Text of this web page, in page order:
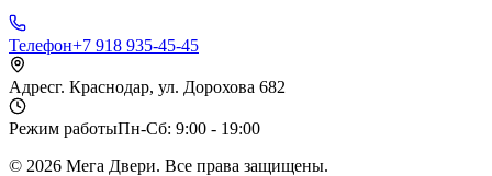
Телефон+7 918 935-45-45
Адресг. Краснодар, ул. Дорохова 682
Режим работыПн-Сб: 9:00 - 19:00
© 2026 Мега Двери. Все права защищены.